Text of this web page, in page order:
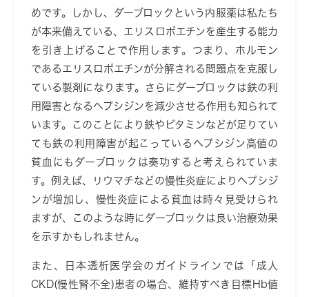
めです。しかし、ダーブロックという内服薬は私たち
が本来備えている、エリスロポエチンを産生する能力
を引き上げることで作用します。つまり、ホルモン
であるエリスロポエチンが分解される問題点を克服し
ている製剤になります。さらにダーブロックは鉄の利
用障害となるヘプシジンを減少させる作用も知られて
います。このことにより鉄やビタミンなどが足りてい
ても鉄の利用障害が起こっているヘプシジン高値の
貧血にもダーブロックは奏功すると考えられていま
す。例えば、リウマチなどの慢性炎症によりヘプシジ
ンが増加し、慢性炎症による貧血は時々見受けられ
ますが、このような時にダーブロックは良い治療効果
を示すかもしれません。
また、日本透析医学会のガイドラインでは「成人
CKD(慢性腎不全) 患者の場合、維持すべき目標 Hb値